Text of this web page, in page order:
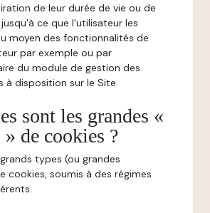
de leur durée de vie ou de
ce que l'utilisateur les
moyen des fonctionnalités de
par exemple ou par
du module de gestion des
à disposition sur le Site.
sont les grandes «
de cookies ?
types (ou grandes
cookies, soumis à des régimes